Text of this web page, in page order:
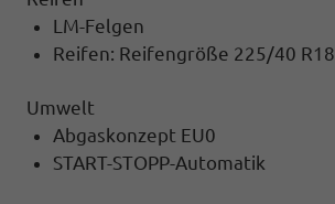
LM-Felgen
Reifen: Reifengröße 225/40 R18
Umwelt
Abgaskonzept EU0
START-STOPP-Automatik